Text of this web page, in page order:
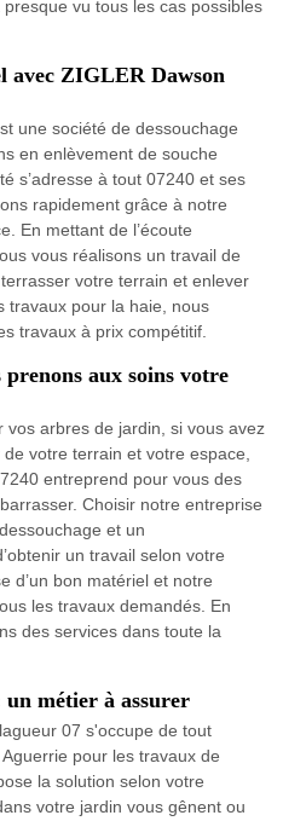
vu tous les cas possibles
avec ZIGLER Dawson
une société de dessouchage
en enlèvement de souche
s’adresse à tout 07240 et ses
rapidement grâce à notre
En mettant de l’écoute
vous réalisons un travail de
votre terrain et enlever
travaux pour la haie, nous
travaux à prix compétitif.
prenons aux soins votre
vos arbres de jardin, si vous avez
votre terrain et votre espace,
entreprend pour vous des
Choisir notre entreprise
et un
un travail selon votre
d’un bon matériel et notre
les travaux demandés. En
des services dans toute la
un métier à assurer
07 s'occupe de tout
pour les travaux de
la solution selon votre
votre jardin vous gênent ou